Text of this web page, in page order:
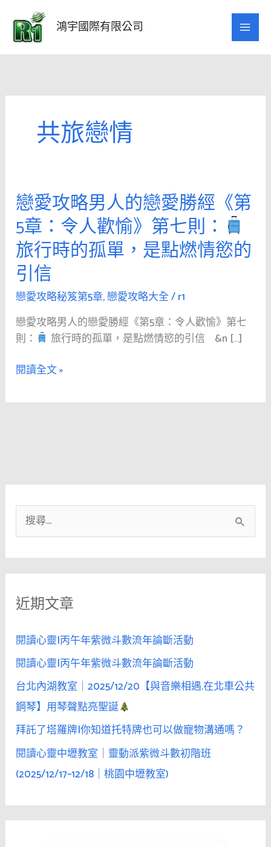
要
鴻宇國際有限公司
共旅戀情
戀愛攻略男人的戀愛勝經《第
5章：令人歡愉》第七則：
旅行時的孤單，是點燃情慾的
引信
戀愛攻略秘笈第5章,戀愛攻略大全/r1
戀愛攻略男人的戀愛勝經《第5章：令人歡愉》第七
則：
旅行時的孤單，是點燃情慾的引信 &n […]
戀
愛
攻
略
男
人
的
戀
愛
勝
經
《第
七
則：
旅
行
的
單，
是
點
燃
情
慾
的
引
信
閱讀全文 »
尋
關
字
近期文章
閱讀心靈|丙午年紫微斗數流年論斷活動
閱讀心靈|丙午年紫微斗數流年論斷活動
台北內湖教室｜2025/12/20【與音樂相遇.在北車公共
鋼琴】用琴聲點亮聖誕
拜託了塔羅牌|你知道托特牌也可以做寵物溝通嗎？
閱讀心靈中壢教室｜靈動派紫微斗數初階班
(2025/12/17–12/18｜桃園中壢教室)